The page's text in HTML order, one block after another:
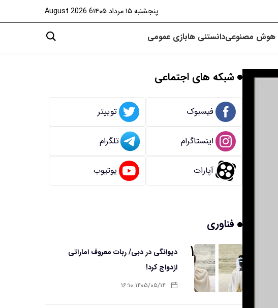
پنجشنبه ۱۵ مرداد ۱۴۰۵ 6 August 2026
هوش مصنوعیدانستنی هابازی عمومی
شبکه های اجتماعی
فیسبوک توییتر
اینستاگرام تلگرام
آپارات یوتیوب
فناوری
۱
دیوانگی در دبی/ ربات معروف اماراتی
ازدواج کرد!
۱۴۰۵/۰۵/۱۴ ۱۶:۱۰